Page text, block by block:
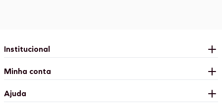
Institucional
Minha conta
Ajuda